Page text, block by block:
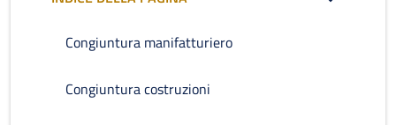
Congiuntura manifatturiero
Congiuntura costruzioni